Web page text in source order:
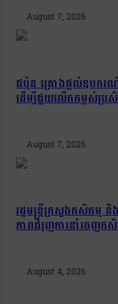
August 7, 2026
ជប៉ុន គ្រោងផ្តល់ឧបករ
ដើម្បីជួយលើកកម្ពស់ប្រ
August 7, 2026
រដ្ឋមន្រ្តីក្រសួងកសិកម្ម
ភាពជំរុញការនាំចេញក
August 4, 2026